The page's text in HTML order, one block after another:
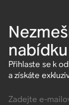
nabídku
Přihlaste se k
a získáte